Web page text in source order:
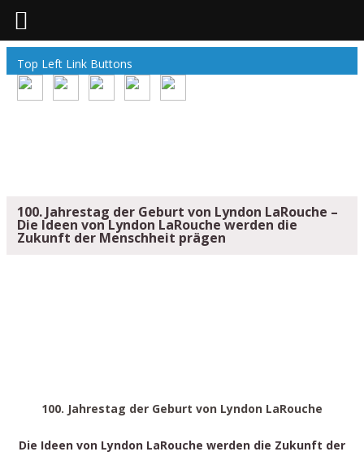
Top Left Link Buttons
100. Jahrestag der Geburt von Lyndon LaRouche –
Die Ideen von Lyndon LaRouche werden die
Zukunft der Menschheit prägen
100. Jahrestag der Geburt von Lyndon LaRouche
Die Ideen von Lyndon LaRouche werden die Zukunft der